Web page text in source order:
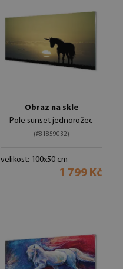
Obraz na skle
Pole sunset jednorožec
(#81859032)
velikost: 100x50 cm
1 799 Kč